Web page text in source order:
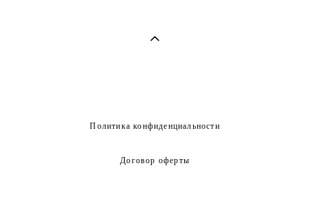
Политика конфиденциальности
Договор оферты